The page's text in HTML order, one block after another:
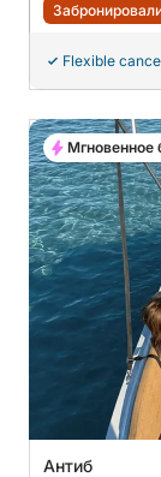
Flexible
Антиб
Мгновенное